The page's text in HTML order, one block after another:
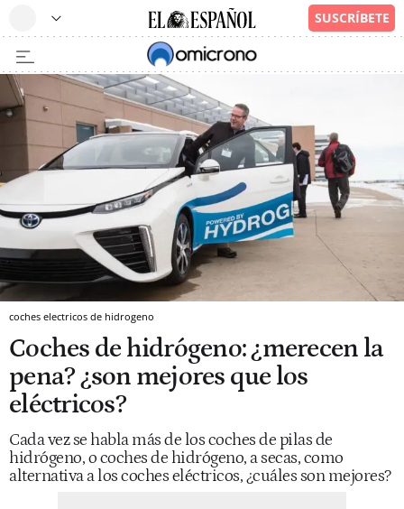
coches electricos de hidrogeno
Coches de hidrógeno: ¿merecen la
pena? ¿son mejores que los
eléctricos?
Cada vez se habla más de los coches de pilas de
hidrógeno, o coches de hidrógeno, a secas, como
alternativa a los coches eléctricos, ¿cuáles son mejores?